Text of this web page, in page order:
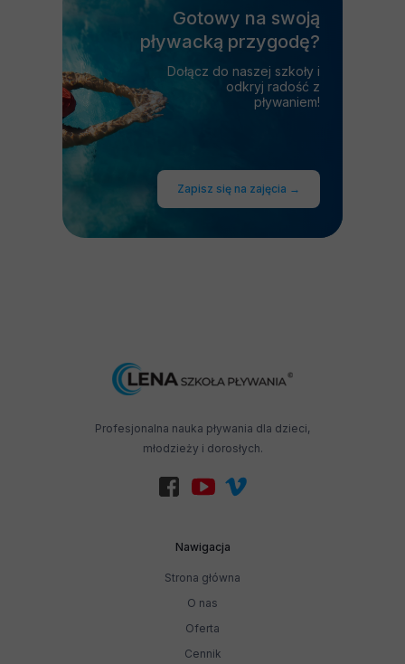
Zapisz się na zajęcia →
Dołącz do naszej szkoły i
odkryj radość z
pływaniem!
Gotowy na swoją
pływacką przygodę?
Strona główna
O nas
Oferta
Cennik
Profesjonalna nauka pływania dla dzieci,
młodzieży i dorosłych.
Nawigacja